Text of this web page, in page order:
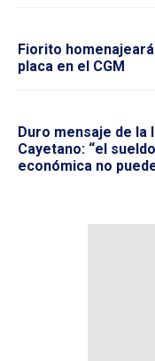
Fiorito
placa en el CGM
Duro mensaje de la
Cayetano: “el
económica no